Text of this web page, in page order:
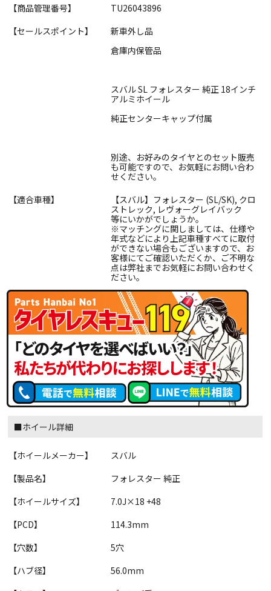
【商品管理番号】
TU26043896
【セールスポイント】
新車外し品
倉庫内保管品
スバル SL フォレスター 純正 18インチ
アルミホイール
純正センターキャップ付属
別途、お好みのタイヤとのセット販売
も可能ですので、お気軽にお問い合わ
せください。
【適合車種】
【スバル】フォレスター (SL/SK), クロ
ストレック, レヴォーグレイバック
等にいかがでしょうか。
※マッチングに関しましては、仕様や
年式などにより上記車種すべてに取付
ができない場合もございますので、お
客様にてご確認いただくか、ご不明な
点は弊社までお気軽にお問い合わせく
ださい。
■ホイール詳細
【ホイールメーカー】
スバル
【製品名】
フォレスター 純正
【ホイールサイズ】
7.0J×18 +48
【PCD】
114.3mm
【穴数】
5穴
【ハブ径】
56.0mm